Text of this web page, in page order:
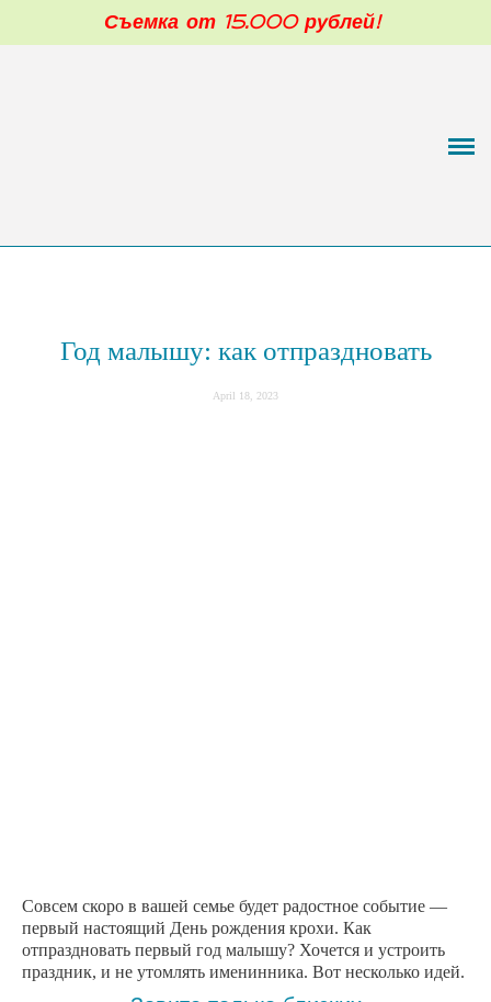
Съемка от 15.000 рублей!
Фотограф новорожденных в Москве
Отзывы
Год малышу: как отпраздновать
April 18, 2023
Совсем скоро в вашей семье будет радостное событие —
первый настоящий День рождения крохи. Как
отпраздновать первый год малышу? Хочется и устроить
праздник, и не утомлять именинника. Вот несколько идей.